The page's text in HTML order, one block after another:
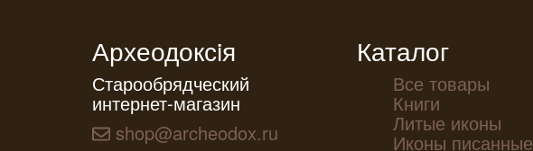
Археодоксiя
Старообрядческий
интернет-магазин
shop@archeodox.ru
Каталог
Все товары
Книги
Литые иконы
Иконы писанные